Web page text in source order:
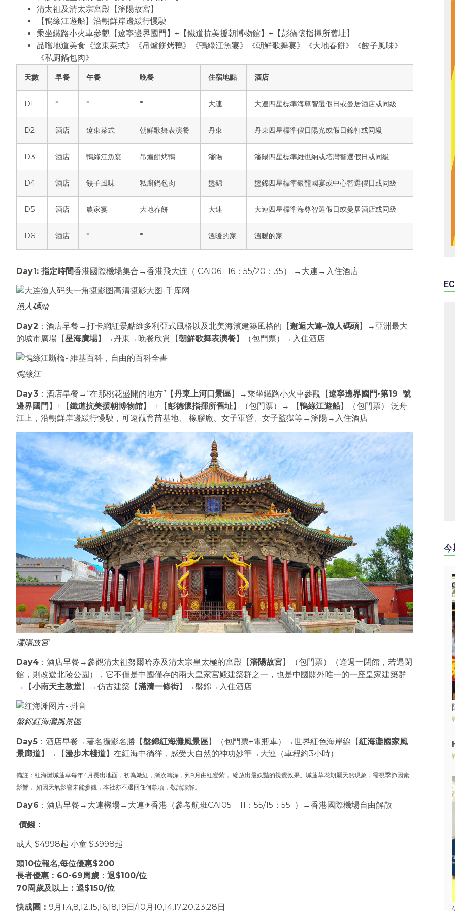
清太祖及清太宗宮殿【瀋陽故宮】
【鴨緣江遊船】沿朝鮮岸邊緩行慢駛
乘坐鐵路小火車參觀【遼寧邊界國門】+【鐵道抗美援朝博物館】+【彭德懷指揮所舊址】
品嚐地道美食《遼東菜式》《吊爐餅烤鴨》《鴨綠江魚宴》《朝鮮歌舞宴》《大地春餅》《餃子風味》
《私廚鍋包肉》
天數 早餐 午餐 晚餐 住宿地點 酒店
D1 * * * 大連 大連四星標準海尊智選假日或曼居酒店或同級
D2 酒店 遼東菜式 朝鮮歌舞表演餐 丹東 丹東四星標準假日陽光或假日錦軒或同級
D3 酒店 鴨綠江魚宴 吊爐餅烤鴨 瀋陽 瀋陽四星標準維也納或塔灣智選假日或同級
D4 酒店 餃子風味 私廚鍋包肉 盤錦 盤錦四星標準銀龍國宴或中心智選假日或同級
D5 酒店 農家宴 大地春餅 大連 大連四星標準海尊智選假日或曼居酒店或同級
D6 酒店 * * 溫暖的家 溫暖的家
Day1: 指定時間香港國際機場集合→香港飛大连（ CA106 16：55/20：35） →大連→入住酒店
漁人碼頭
Day2 ：酒店早餐→打卡網紅景點維多利亞式風格以及北美海濱建築風格的【邂逅大連–漁人碼頭】→亞洲最大
的城市廣場【星海廣場】→丹東→晚餐欣賞【朝鮮歌舞表演餐】（包門票）→入住酒店
鴨綠江
Day3 ：酒店早餐→“在那桃花盛開的地方”【丹東上河口景區】→乘坐鐵路小火車參觀【遼寧邊界國門•第19 號
邊界國門 】+【鐵道抗美援朝博物館】 +【彭德懷指揮所舊址】（包門票）→ 【鴨綠江遊船】（包門票） 泛舟
江上，沿朝鮮岸邊緩行慢駛，可遠觀育苗基地、 橡膠廠、女子軍營、女子監獄等→瀋陽→入住酒店
瀋陽故宮
Day4 ：酒店早餐→參觀清太祖努爾哈赤及清太宗皇太極的宮殿【瀋陽故宮】（包門票）（逢週一閉館，若遇閉
館，則改遊北陵公園），它不僅是中國僅存的兩大皇家宮殿建築群之一，也是中國關外唯一的一座皇家建築群
→【小南天主教堂】→仿古建築【滿清一條街】→盤錦→入住酒店
盤錦紅海灘風景區
Day5 ：酒店早餐→著名攝影名勝【盤錦紅海灘風景區】（包門票+電瓶車）→世界紅色海岸線【紅海灘國家風
景廊道】→【漫步木棧道】在紅海中徜徉，感受大自然的神功妙筆→大連（車程約3小時）
備註：紅海灘堿蓬草每年4月長出地面，初為嫩紅，漸次轉深，到9月由紅變紫， 綻放出最妖豔的視覺效果。堿蓬草花期屬天然現象，需視季節因素
影響， 如因天氣影響未能參觀，本社亦不退回任何款項，敬請諒解。
Day6 ：酒店早餐→大連機場→大連✈香港（參考航班CA105 11：55/15：55 ）→香港國際機場自由解散
價錢：
成人 $4998起 小童 $3998起
頭10位報名,每位優惠$200
長者優惠：60-69周歲：退$100/位
70周歲及以上：退$150/位
快成團： 9月1,4,8,12,15,16,18,19日/10月10,14,17,20,23,28日
今